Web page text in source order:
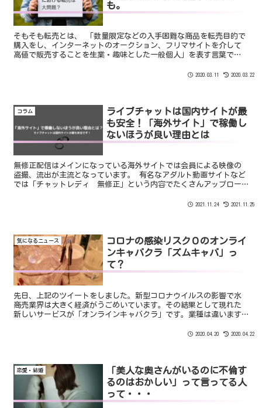
も。
そもそも転売とは、 「数量限定などの入手困難な商品を転売目的で
購入をし、インターネットのオークション、フリマサイトを介して
高値で販売することを生業・趣味とした一般個人」を表す言葉で
2020.03.11 2020.03.22
コラム
ライブチャットは国内サイトが最
も安全！「海外サイト」で稼働し
ないほうが良い理由とは
無修正配信はメインになっている海外サイトでは会員による映像の
盗撮、流出が主流となっています。 有名なアダルト動画サイトなど
では「チャットレディ 無修正」という内容でたくさんアップロー
2021.11.24 2021.11.25
気になるニュース
コロナの感染リスク０のオンライ
ンキャバクラ「ズムキャバ」っ
て？
先日、上記のツイートをしました。新型コロナウイルスの影響で水
商売業界は大きく経済がうごめいています。その結果として現れた
新しいサービスが「オンラインキャバクラ」です。業種は違います
2020.04.20 2020.04.22
恋愛・結婚
「美人な奥さんがいるのに不倫す
るのはおかしい」って言ってる人
って・・・